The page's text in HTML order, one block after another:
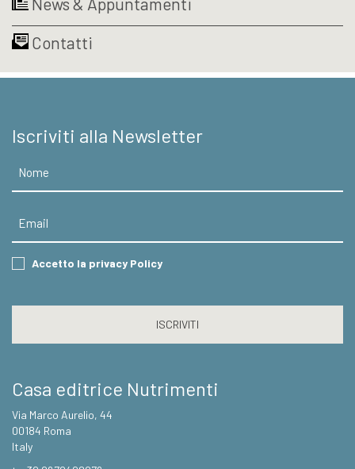
Contatti
Iscriviti alla Newsletter
Consent
Accetto la privacy Policy
Casa editrice Nutrimenti
Via Marco Aurelio, 44
00184 Roma
Italy